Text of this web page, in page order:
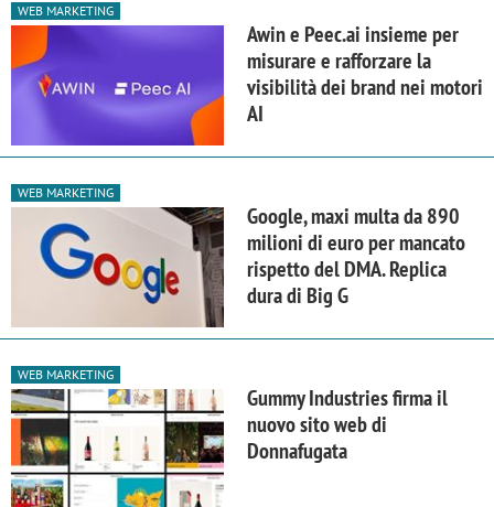
WEB MARKETING
Awin e Peec.ai insieme per
misurare e rafforzare la
visibilità dei brand nei motori
AI
WEB MARKETING
Google, maxi multa da 890
milioni di euro per mancato
rispetto del DMA. Replica
dura di Big G
WEB MARKETING
Gummy Industries firma il
nuovo sito web di
Donnafugata